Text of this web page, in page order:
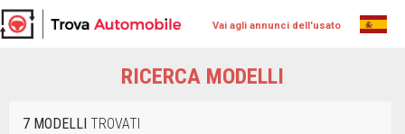
Vai agli annunci dell'usato
RICERCA MODELLI
7 MODELLI TROVATI